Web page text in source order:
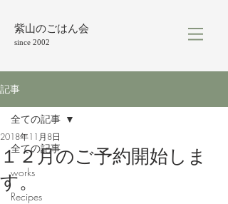
紫山のごはん会
since 2002
記事
全ての記事
works
Recipes
全ての記事
１２月のご予約開始しま
す。
2018年11月8日